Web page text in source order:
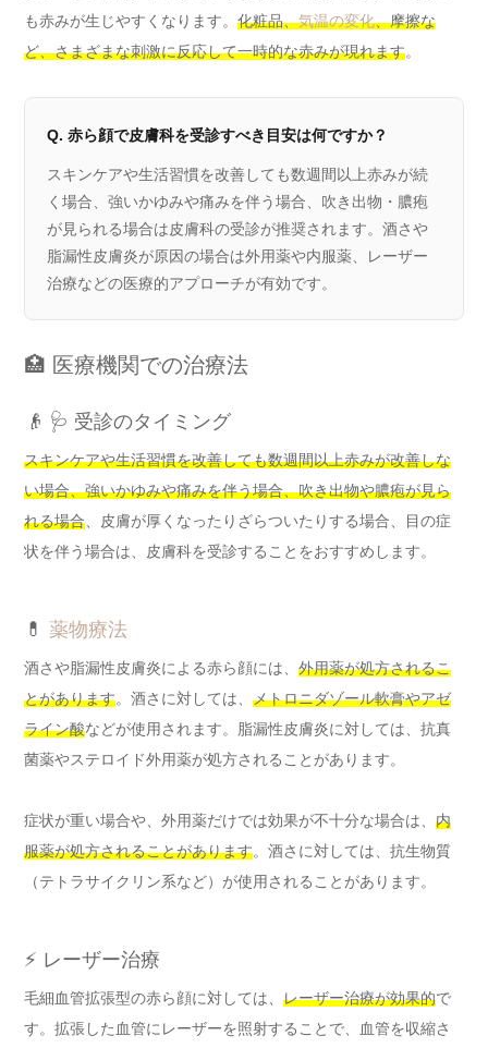
も赤みが生じやすくなります。 化粧品、気温の変化、摩擦な
ど、さまざまな刺激に反応して一時的な赤みが現れます。
Q. 赤ら顔で皮膚科を受診すべき目安は何ですか？
スキンケアや生活習慣を改善しても数週間以上赤みが続
く場合、強いかゆみや痛みを伴う場合、吹き出物・膿疱
が見られる場合は皮膚科の受診が推奨されます。酒さや
脂漏性皮膚炎が原因の場合は外用薬や内服薬、レーザー
治療などの医療的アプローチが有効です。
🏥 医療機関での治療法
👴 🩺 受診のタイミング
スキンケアや生活習慣を改善しても数週間以上赤みが改善しな
い場合、強いかゆみや痛みを伴う場合、吹き出物や膿疱が見ら
れる場合 、皮膚が厚くなったりざらついたりする場合、目の症
状を伴う場合は、皮膚科を受診することをおすすめします。
💊 薬物療法
酒さや脂漏性皮膚炎による赤ら顔には、 外用薬が処方されるこ
とがあります。酒さに対しては、 メトロニダゾール軟膏やアゼ
ライン酸などが使用されます。脂漏性皮膚炎に対しては、抗真
菌薬やステロイド外用薬が処方されることがあります。
症状が重い場合や、外用薬だけでは効果が不十分な場合は、 内
服薬が処方されることがあります。酒さに対しては、抗生物質
（テトラサイクリン系など）が使用されることがあります。
⚡ レーザー治療
毛細血管拡張型の赤ら顔に対しては、 レーザー治療が効果的で
す。拡張した血管にレーザーを照射することで、血管を収縮さ